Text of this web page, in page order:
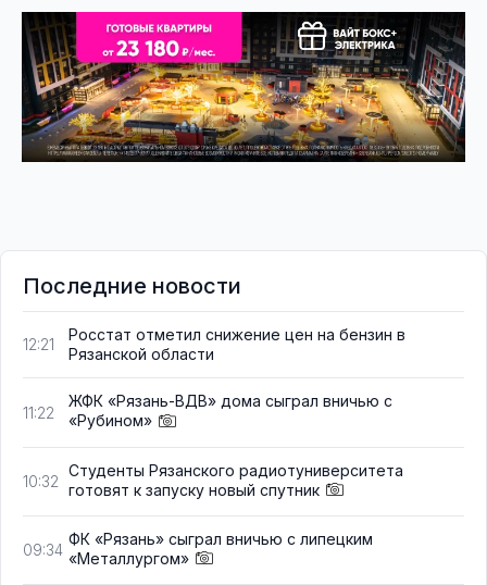
Последние новости
12:21
Росстат отметил снижение цен на бензин в
Рязанской области
11:22
ЖФК «Рязань-ВДВ» дома сыграл вничью с
«Рубином»
10:32
Студенты Рязанского радиотуниверситета
готовят к запуску новый спутник
09:34
ФК «Рязань» сыграл вничью с липецким
«Металлургом»